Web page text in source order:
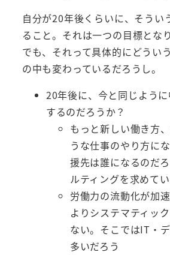
自分が20年後くらいに、そうい
ること。それは一つの目標とな
でも、それって具体的にどうい
の中も変わっているだろうし。
20年後に、今と同じよう
するのだろうか？
もっと新しい働き方
うな仕事のやり方に
援先は誰になるのだ
ルティングを求めて
労働力の流動化が加
よりシステマティッ
ない。そこではIT・
多いだろう